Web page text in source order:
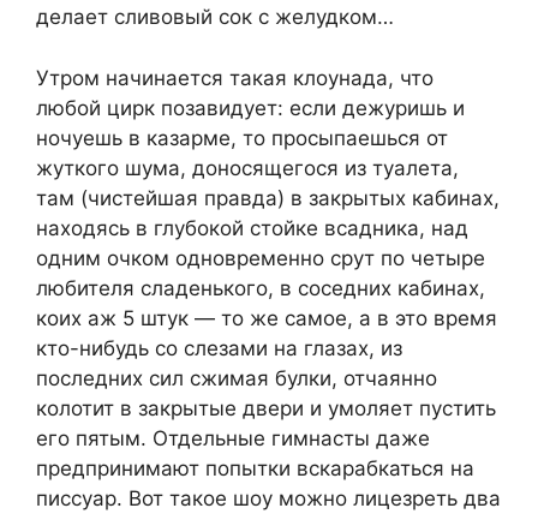
делает сливовый сок с желудком…
Утром начинается такая клоунада, что
любой цирк позавидует: если дежуришь и
ночуешь в казарме, то просыпаешься от
жуткого шума, доносящегося из туалета,
там (чистейшая правда) в закрытых кабинах,
находясь в глубокой стойке всадника, над
одним очком одновременно срут по четыре
любителя сладенького, в соседних кабинах,
коих аж 5 штук — то же самое, а в это время
кто-нибудь со слезами на глазах, из
последних сил сжимая булки, отчаянно
колотит в закрытые двери и умоляет пустить
его пятым. Отдельные гимнасты даже
предпринимают попытки вскарабкаться на
писсуар. Вот такое шоу можно лицезреть два